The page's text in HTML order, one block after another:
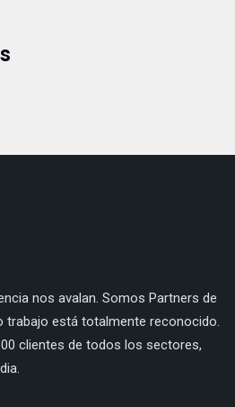
nos avalan. Somos Partners de
trabajo está totalmente reconocido.
clientes de todos los sectores,